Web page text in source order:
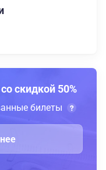
скидкой 50%
билеты